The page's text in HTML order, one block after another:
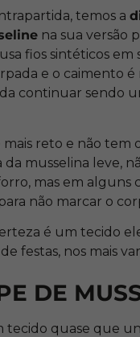
temos a
na sua versão
fios sintéticos em
e o caimento é
continuar sendo
reto e não tem
musselina leve,
mas em alguns
não marcar o
é um tecido
festas, nos mais
DE
tecido quase que